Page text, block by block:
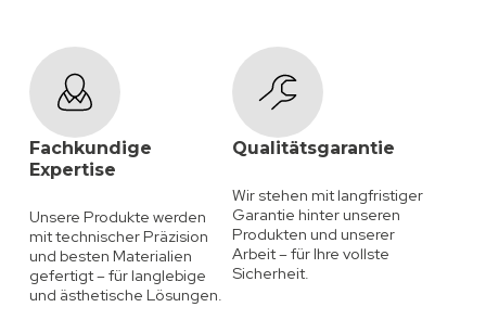
Fachkundige
Expertise
Unsere Produkte werden
mit technischer Präzision
und besten Materialien
gefertigt – für langlebige
und ästhetische Lösungen.
Qualitätsgarantie
Wir stehen mit langfristiger
Garantie hinter unseren
Produkten und unserer
Arbeit – für Ihre vollste
Sicherheit.